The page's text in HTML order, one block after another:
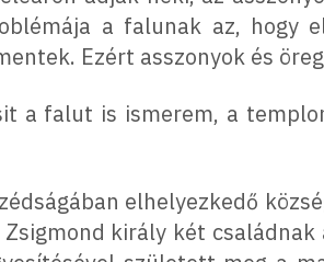
a falunak az, hogy
Ezért asszonyok és
a falut is ismerem, a
elhelyezkedő
király két